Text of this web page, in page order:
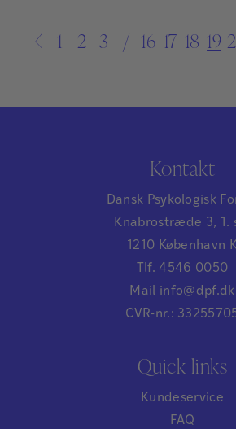
← 1 2 3 … 16 17 18 19
Kontakt
Dansk Psykologisk
Knabrostræde 3, 1.
1210 København
Tlf. 4546 0050
Mail info@dpf.dk
CVR-nr.:
Quick links
Kundeservice
FAQ